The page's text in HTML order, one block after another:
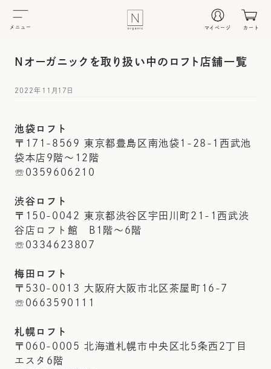
メニュー マイページ カート
Nオーガニックを取り扱い中のロフト店舗一覧
2022年11月17日
池袋ロフト
〒171-8569 東京都豊島区南池袋1-28-1西武池
袋本店9階～12階
☏0359606210
渋谷ロフト
〒150-0042 東京都渋谷区宇田川町21-1西武渋
谷店ロフト館 B1階～6階
☏0334623807
梅田ロフト
〒530-0013 大阪府大阪市北区茶屋町16-7
☏0663590111
札幌ロフト
〒060-0005 北海道札幌市中央区北5条西2丁目
エスタ6階